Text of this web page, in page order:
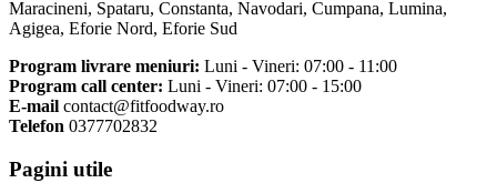
Maracineni, Spataru, Constanta, Navodari, Cumpana, Lumina,
Agigea, Eforie Nord, Eforie Sud
Program livrare meniuri: Luni - Vineri: 07:00 - 11:00
Program call center: Luni - Vineri: 07:00 - 15:00
E-mail contact@fitfoodway.ro
Telefon 0377702832
Pagini utile